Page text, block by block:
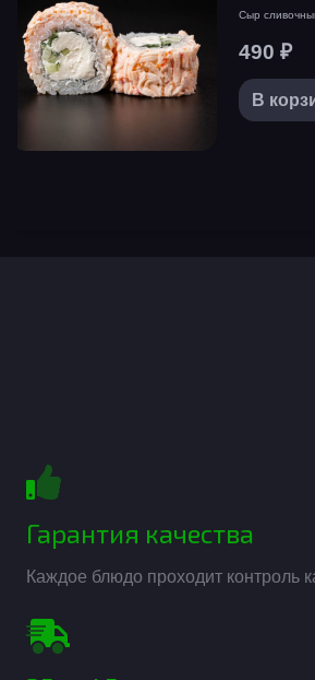
Сыр
490 ₽
В
Гарантия качества
Каждое блюдо проходит контроль